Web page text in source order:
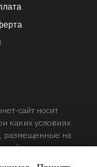
сайт носит
каких условиях
размещенные на
положениями